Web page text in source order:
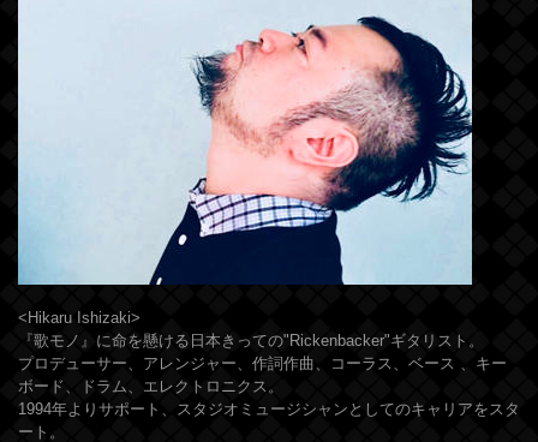
<Hikaru Ishizaki>
『歌モノ』に命を懸ける日本きっての"Rickenbacker"ギタリスト。
プロデューサー、アレンジャー、作詞作曲、コーラス、ベース 、キー
ボード、ドラム、エレクトロニクス。
1994年よりサポート、スタジオミュージシャンとしてのキャリアをスタ
ート。